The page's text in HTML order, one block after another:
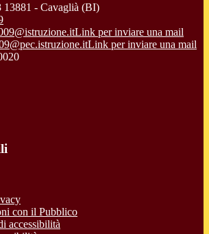
13881 - Cavaglià (BI)
Link per inviare una mail
Link per inviare una mail
con il Pubblico
accessibilità